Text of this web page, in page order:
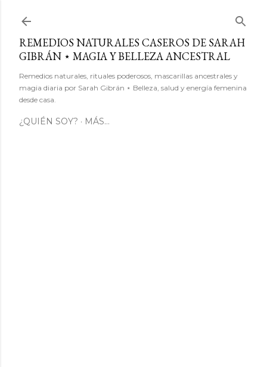
REMEDIOS NATURALES CASEROS DE SARAH
GIBRÁN ⋆ MAGIA Y BELLEZA ANCESTRAL
Remedios naturales, rituales poderosos, mascarillas ancestrales y
magia diaria por Sarah Gibrán ⋆ Belleza, salud y energía femenina
desde casa.
¿QUIÉN SOY? MÁS…